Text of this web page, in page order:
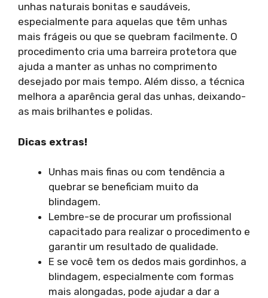
unhas naturais bonitas e saudáveis,
especialmente para aquelas que têm unhas
mais frágeis ou que se quebram facilmente. O
procedimento cria uma barreira protetora que
ajuda a manter as unhas no comprimento
desejado por mais tempo. Além disso, a técnica
melhora a aparência geral das unhas, deixando-
as mais brilhantes e polidas.
Dicas extras!
Unhas mais finas ou com tendência a
quebrar se beneficiam muito da
blindagem.
Lembre-se de procurar um profissional
capacitado para realizar o procedimento e
garantir um resultado de qualidade.
E se você tem os dedos mais gordinhos, a
blindagem, especialmente com formas
mais alongadas, pode ajudar a dar a